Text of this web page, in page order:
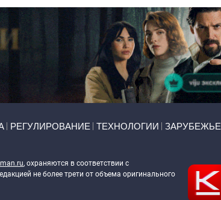
РЕГУЛИРОВАНИЕ ТЕХНОЛОГИИ ЗАРУБЕЖЬЕ
, охраняются в соответствии с
не более трети от объема оригинального